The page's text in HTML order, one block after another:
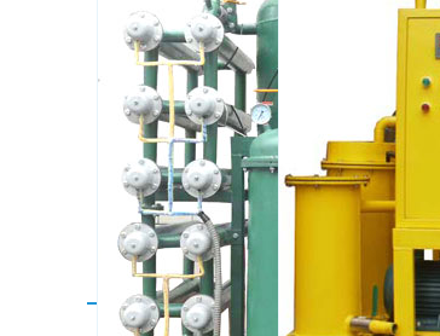
供应国能TYAZ润滑.